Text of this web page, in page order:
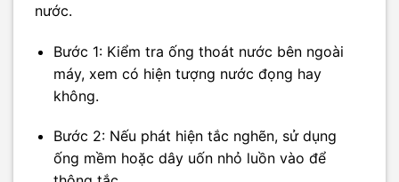
nước.
Bước 1: Kiểm tra ống thoát nước bên ngoài
máy, xem có hiện tượng nước đọng hay
không.
Bước 2: Nếu phát hiện tắc nghẽn, sử dụng
ống mềm hoặc dây uốn nhỏ luồn vào để